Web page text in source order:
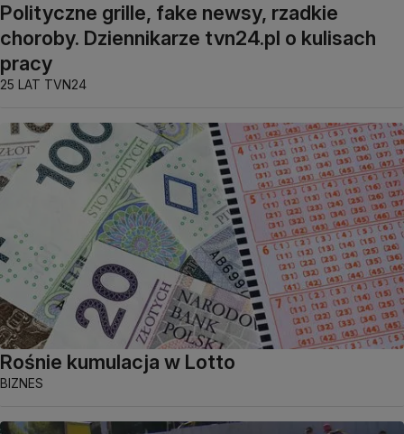
Polityczne grille, fake newsy, rzadkie
choroby. Dziennikarze tvn24.pl o kulisach
pracy
25 LAT TVN24
Rośnie kumulacja w Lotto
BIZNES